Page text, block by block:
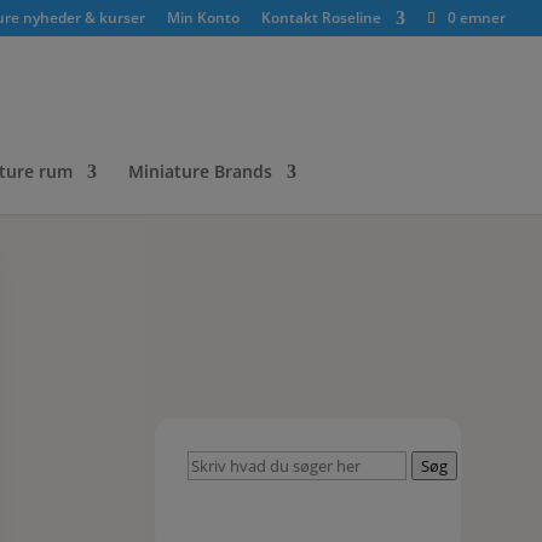
nyheder & kurser Min Konto Kontakt Roseline 0 emner
rum Miniature Brands
Skriv
Søg